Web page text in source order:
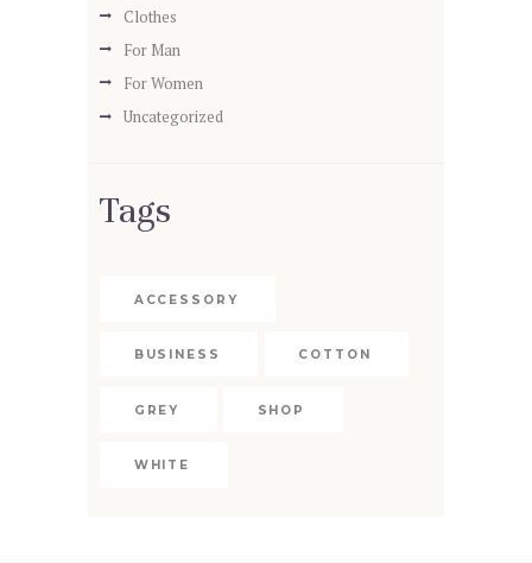
Clothes
For Man
For Women
Uncategorized
Tags
ACCESSORY
BUSINESS COTTON
GREY SHOP
WHITE